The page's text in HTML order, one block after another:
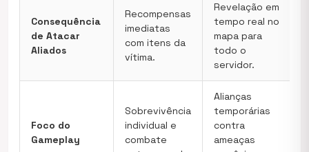
Consequência
de Atacar
Aliados
Recompensas
imediatas
com itens da
vítima.
Revelação em
tempo real no
mapa para
todo o
servidor.
Foco do
Gameplay
Sobrevivência
individual e
combate
Alianças
temporárias
contra
ameaças